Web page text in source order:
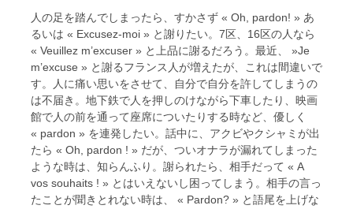
人の足を踏んでしまったら、すかさず « Oh, pardon! » あ
るいは « Excusez-moi » と謝りたい。7区、16区の人なら
« Veuillez m’excuser » と上品に謝るだろう。最近、 »Je
m’excuse » と謝るフランス人が増えたが、これは間違いで
す。人に痛い思いをさせて、自分で自分を許してしまうの
は不届き。地下鉄で人を押しのけながら下車したり、映画
館で人の前を通って座席についたりする時など、優しく
« pardon » を連発したい。話中に、アクビやクシャミが出
たら « Oh, pardon ! » だが、ついオナラが漏れてしまった
ような時は、知らんふり。謝られたら、相手だって « A
vos souhaits ! » とはいえないし困ってしまう。相手の言っ
たことが聞きとれない時は、 « Pardon? » と語尾を上げな